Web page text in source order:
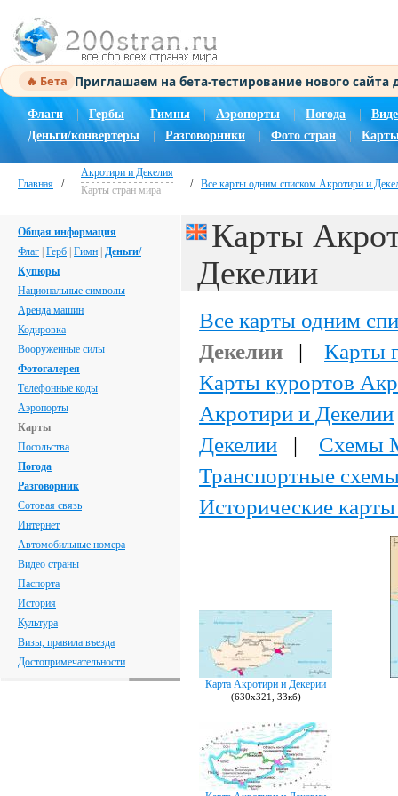
🔥 Бета Приглашаем на бета-тестирование нового
Флаги Гербы Гимны | Аэропорты Погода |
Деньги/конвертеры
Разговорники Фото стран
Главная /
Акротири и Декелия
Карты стран мира
/ Все карты одним списком Акротири и
Общая информация
Флаг Герб Гимн Деньги/
Купюры
Национальные символы
Аренда машин
Кодировка
Вооруженные силы
Фотогалерея
Телефонные коды
Аэропорты
Карты
Посольства
Погода
Разговорник
Сотовая связь
Интернет
Автомобильные номера
Видео страны
Паспорта
История
Культура
Визы, правила въезда
Достопримечательности
Карты
Декелии
Все карты одним
Декелии | Карты
Карты курортов
Акротири и Декелии
Декелии | Схемы
Транспортные
Исторические
Карта Акротири и Декерии
(630х321, 33кб)